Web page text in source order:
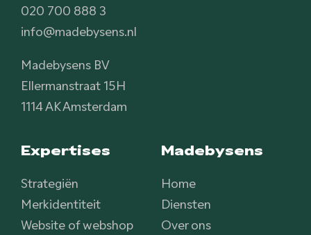
020 700 888 3
info@madebysens.nl
Madebysens BV
Ellermanstraat 15H
1114 AK Amsterdam
Expertises
Strategiën
Merkidentiteit
Website of webshop
Madebysens
Home
Diensten
Over ons